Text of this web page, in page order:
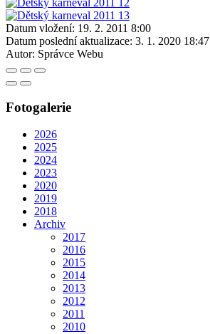
Datum vložení: 19. 2. 2011 8:00
Datum poslední aktualizace: 3. 1. 2020 18:47
Autor: Správce Webu
Fotogalerie
2026
2025
2024
2023
2020
2019
2018
Archiv
2017
2016
2015
2014
2013
2012
2011
2010